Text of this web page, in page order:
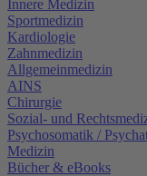
Innere Medizin
Sportmedizin
Kardiologie
Zahnmedizin
Allgemeinmedizin
AINS
Chirurgie
Sozial- und
Psychosomatik /
Medizin
Bücher & eBooks